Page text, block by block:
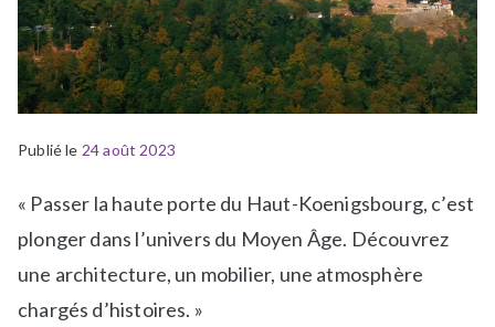
Publié le 24 août 2023
P
b
l
é
d
É
i
q
e
t
« Passer la haute porte du Haut-Koenigsbourg, c’est
plonger dans l’univers du Moyen Âge. Découvrez
une architecture, un mobilier, une atmosphère
chargés d’histoires. »